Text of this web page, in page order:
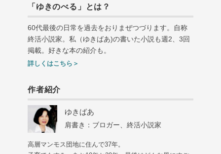
「ゆきのべる」とは？
60代最後の日常を過去をおりまぜつづります。自称
終活小説家。私（ゆきばあ)の書いた小説も週 2 3回
掲載。好きな本の紹介も。
詳しくはこちら＞
作者紹介
ゆきばあ
肩書き：ブロガー、終活小説家
高層マンモス団地に住んで37年。